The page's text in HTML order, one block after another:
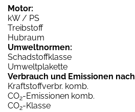
Motor:
kW / PS
Treibstoff
Hubraum
Umweltnormen:
Schadstoffklasse
Umweltplakette
Verbrauch und Emissionen nach
Kraftstoffverbr. komb.
CO2-Emissionen komb.
CO2-Klasse